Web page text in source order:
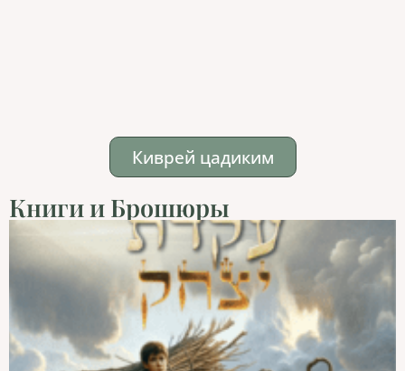
Киврей цадиким
Книги и Брошюры